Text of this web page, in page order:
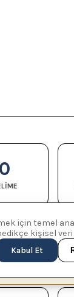
için temel
kişisel
Kabul Et
0